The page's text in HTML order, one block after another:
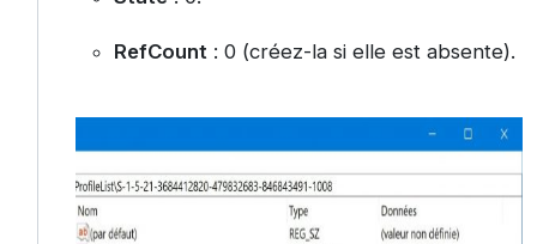
RefCount: 0 (créez-la si elle est absente).